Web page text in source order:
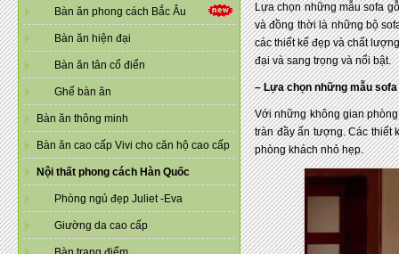
Bàn ăn phong cách Bắc Âu
Bàn ăn hiện đại
Bàn ăn tân cổ điển
Ghế bàn ăn
Bàn ăn thông minh
Bàn ăn cao cấp Vivi cho căn hộ cao cấp
Nội thất phong cách Hàn Quốc
Phòng ngủ đẹp Juliet -Eva
Giường da cao cấp
Lựa chọn những mẫu sofa
và đồng thời là những bộ
các thiết kế đẹp và chất
đại và sang trọng và nổi bật.
– Lựa chọn những mẫu
Với những không gian
tràn đầy ấn tượng. Các thiết
phòng khách nhỏ hẹp.